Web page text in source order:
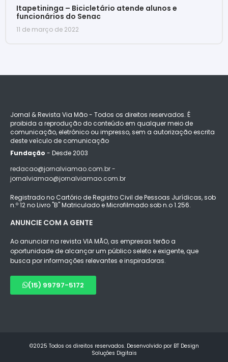
Itapetininga – Bicicletário atende alunos e
funcionários do Senac
11 de março de 2022
Jornal & Revista Via Mão - Todos os direitos reservados. É
proibida a reprodução do conteúdo em qualquer meio de
comunicação, eletrônico ou impresso, sem a autorização escrita
deste veículo de comunicação
Fundação - Desde 2003
redacao@jornalviamao.com.br -
jornalviamao@jornalviamao.com.br
Registrado no Cartório de Registro Civil de Pessoas Jurídicas, sob
n.º 12 no Livro "B" Matriculado e Microfilmado sob n.o 1.256.
ANUNCIE COM A GENTE
Ao anunciar na revista VIA MÃO, as empresas terão a
oportunidade de alcançar um público seleto e exigente, que
busca por informações relevantes e inspiradoras.
(15) 99797-5172
©2025 Todos os direitos reservados. Desenvolvido por BT Design
Soluções Digitais